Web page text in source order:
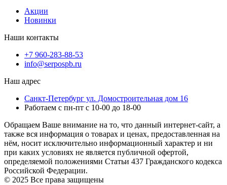
Акции
Новинки
Наши контакты
+7 960-283-88-53
info@serpospb.ru
Наш адрес
Санкт-Петербург ул. Домостроительная дом 16
Работаем с пн-пт с 10-00 до 18-00
Обращаем Ваше внимание на то, что данный интернет-сайт, а
также вся информация о товарах и ценах, предоставленная на
нём, носит исключительно информационный характер и ни
при каких условиях не является публичной офертой,
определяемой положениями Статьи 437 Гражданского кодекса
Российской Федерации.
© 2025 Все права защищены